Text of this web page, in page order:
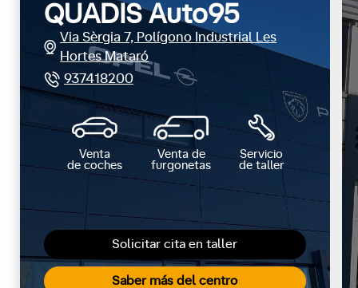
Solicitar cita en taller
Saber más del centro
QUADIS Auto95
Via Sèrgia 7, Polígono Industrial Les
Hortes Mataró
937418200
Venta
de coches
Venta de
furgonetas
Servicio
de taller